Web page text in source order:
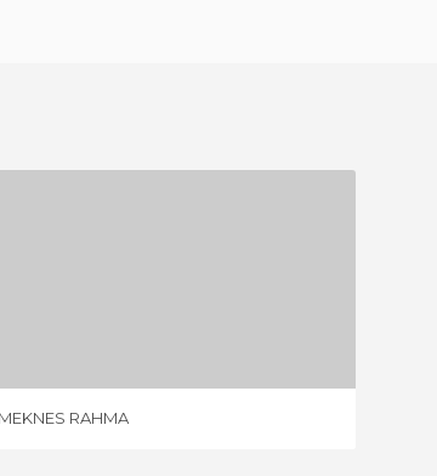
MEKNES RAHMA